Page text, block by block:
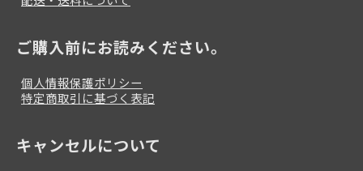
ご購入前にお読みください。
個人情報保護ポリシー
特定商取引に基づく表記
キャンセルについて